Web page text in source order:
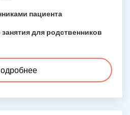
пациента
для родственников